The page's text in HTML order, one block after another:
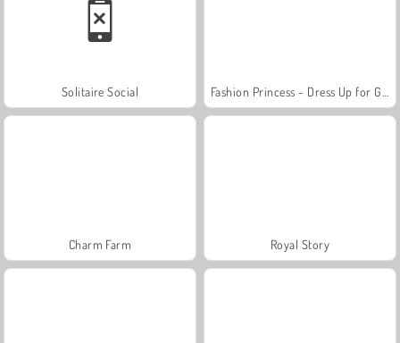
Solitaire Social
Charm Farm Royal Story